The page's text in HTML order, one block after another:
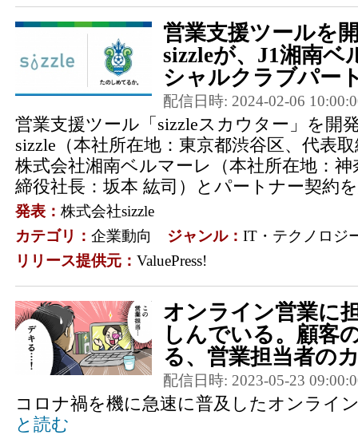
営業支援ツールを
sizzleが、J1湘南ベ
シャルクラブパー
配信日時: 2024-02-06
営業支援ツール「sizzleスカウター」を開
sizzle（本社所在地：東京都渋谷区、代表
株式会社湘南ベルマーレ（本社所在地：
締役社長：坂本 紘司）とパートナー契約
発表： 株式会社sizzle
カテゴリ： 企業動向 ジャンル： IT・テクノロジ
リリース提供元： ValuePress!
オンライン営業に
しんでいる。顧客
る、営業担当者の
配信日時: 2023-05-23
コロナ禍を機に急速に普及したオンライ
と読む